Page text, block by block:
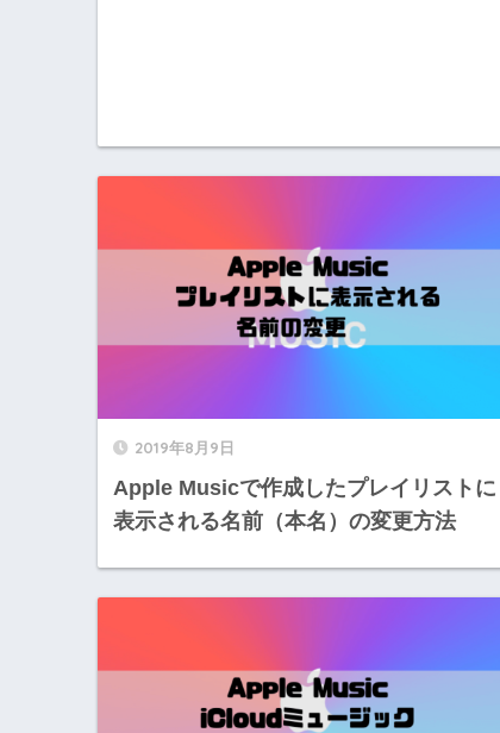
2019年8月9日
Apple Musicで作成したプレイリストに
表示される名前（本名）の変更方法